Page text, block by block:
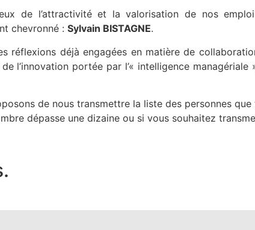
de l’attractivité et la valorisation de nos
chevronné : Sylvain BISTAGNE.
déjà engagées en matière de
l’innovation portée par l’« intelligence managériale
de nous transmettre la liste des personnes que
dépasse une dizaine ou si vous souhaitez